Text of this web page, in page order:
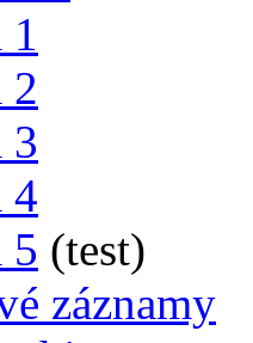
1
2
3
4
5 (test)
záznamy